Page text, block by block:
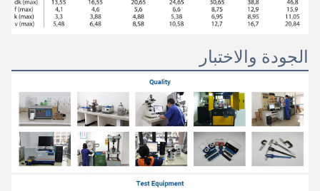
الجودة والاختبار